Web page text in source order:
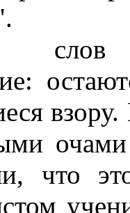
слов
что